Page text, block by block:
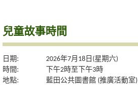
兒童故事時間
日期:
2026年7月18日(星期六)
時間:
下午2時至下午3時
地點:
藍田公共圖書館 (推廣活動室)